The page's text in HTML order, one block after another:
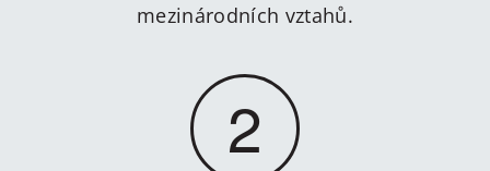
mezinárodních vztahů.
2